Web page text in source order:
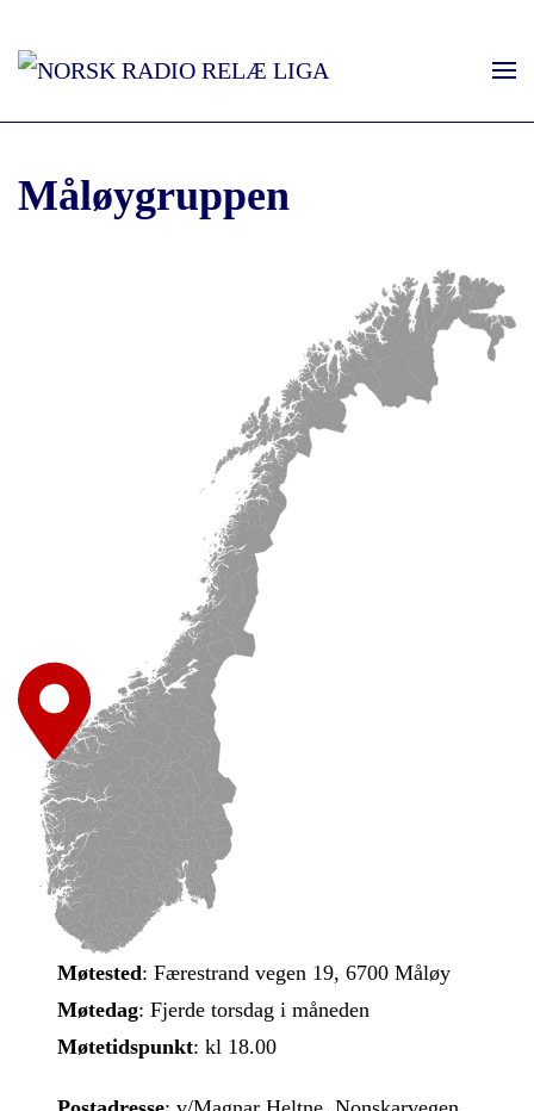
Måløygruppen
Møtested: Færestrand vegen 19, 6700 Måløy
Møtedag: Fjerde torsdag i måneden
Møtetidspunkt: kl 18.00